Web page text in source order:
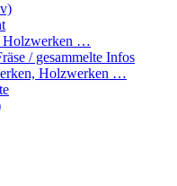
Holzwerken …
/ gesammelte Infos
Holzwerken …